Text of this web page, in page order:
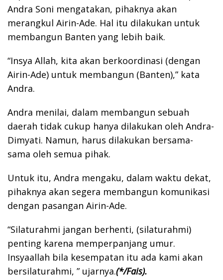
Andra Soni mengatakan, pihaknya akan
merangkul Airin-Ade. Hal itu dilakukan untuk
membangun Banten yang lebih baik.
“Insya Allah, kita akan berkoordinasi (dengan
Airin-Ade) untuk membangun (Banten),” kata
Andra.
Andra menilai, dalam membangun sebuah
daerah tidak cukup hanya dilakukan oleh Andra-
Dimyati. Namun, harus dilakukan bersama-
sama oleh semua pihak.
Untuk itu, Andra mengaku, dalam waktu dekat,
pihaknya akan segera membangun komunikasi
dengan pasangan Airin-Ade.
“Silaturahmi jangan berhenti, (silaturahmi)
penting karena memperpanjang umur.
Insyaallah bila kesempatan itu ada kami akan
bersilaturahmi, ” ujarnya.(*/Fais).